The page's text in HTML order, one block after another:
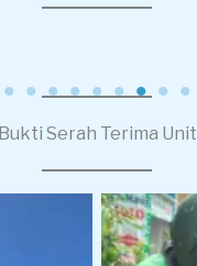
Bukti Serah Terima Unit